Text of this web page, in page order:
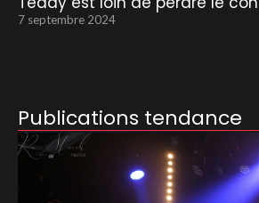
7 septembre 2024
Publications tendance